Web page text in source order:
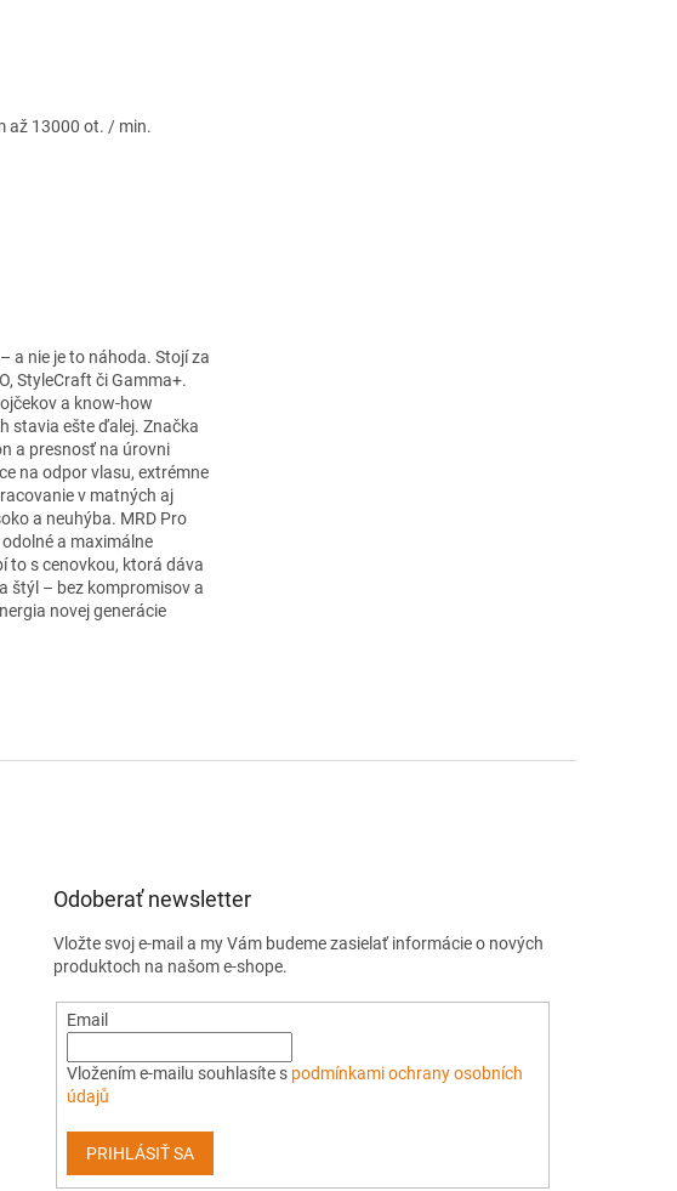
až 13000 ot. / min.
a nie je to náhoda. Stojí za
StyleCraft či Gamma+.
a know-how
stavia ešte ďalej. Značka
a presnosť na úrovni
na odpor vlasu, extrémne
v matných aj
a neuhýba. MRD Pro
a maximálne
to s cenovkou, ktorá dáva
štýl – bez kompromisov a
novej generácie
Odoberať newsletter
Vložte svoj e-mail a my Vám budeme zasielať informácie o nových
produktoch na našom e-shope.
Email
Vložením e-mailu souhlasíte s podmínkami ochrany osobních
údajů
PRIHLÁSIŤ SA